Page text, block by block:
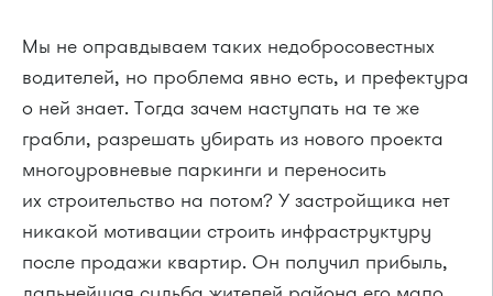
Мы не оправдываем таких недобросовестных
водителей, но проблема явно есть, и префектура
о ней знает. Тогда зачем наступать на те же
грабли, разрешать убирать из нового проекта
многоуровневые паркинги и переносить
их строительство на потом? У застройщика нет
никакой мотивации строить инфраструктуру
после продажи квартир. Он получил прибыль,